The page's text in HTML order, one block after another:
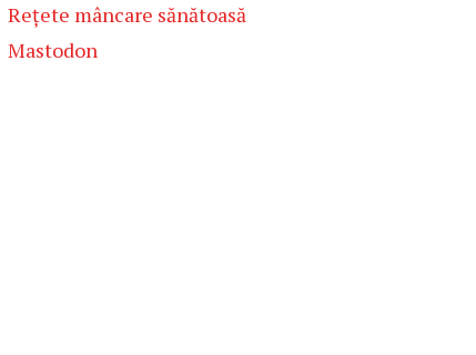
Rețete mâncare sănătoasă
Mastodon